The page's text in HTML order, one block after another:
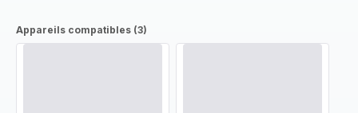
Appareils compatibles (3)